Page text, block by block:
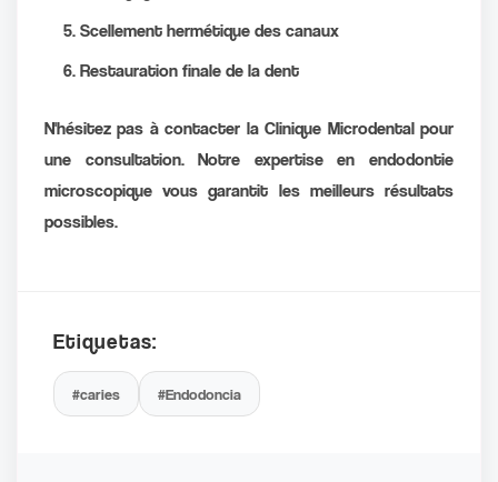
Scellement hermétique des canaux
Restauration finale de la dent
N'hésitez pas à contacter la Clinique Microdental pour
une consultation. Notre expertise en endodontie
microscopique vous garantit les meilleurs résultats
possibles.
Etiquetas:
#caries #Endodoncia